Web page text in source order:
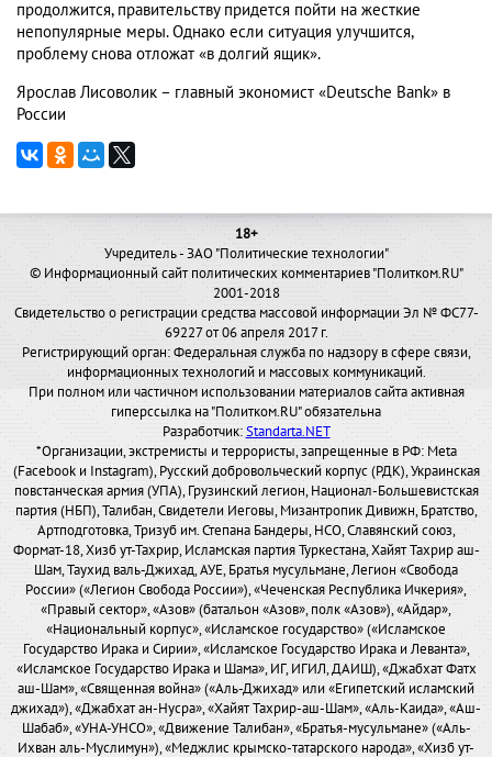
продолжится, правительству придется пойти на жесткие
непопулярные меры. Однако если ситуация улучшится,
проблему снова отложат «в долгий ящик».
Ярослав Лисоволик – главный экономист «Deutsche Bank» в
России
18+
Учредитель - ЗАО "Политические технологии"
© Информационный сайт политических комментариев "Политком.RU"
2001-2018
Свидетельство о регистрации средства массовой информации Эл № ФС77-
69227 от 06 апреля 2017 г.
Регистрирующий орган: Федеральная служба по надзору в сфере связи,
информационных технологий и массовых коммуникаций.
При полном или частичном использовании материалов сайта активная
гиперссылка на "Политком.RU" обязательна
Разработчик:Standarta.NET
*Организации, экстремисты и террористы, запрещенные в РФ: Meta
(Facebook и Instagram), Русский добровольческий корпус (РДК), Украинская
повстанческая армия (УПА), Грузинский легион, Национал-Большевистская
партия (НБП), Талибан, Свидетели Иеговы, Мизантропик Дивижн, Братство,
Артподготовка, Тризуб им. Степана Бандеры, НСО, Славянский союз,
Формат-18, Хизб ут-Тахрир, Исламская партия Туркестана, Хайят Тахрир аш-
Шам, Таухид валь-Джихад, АУЕ, Братья мусульмане, Легион «Свобода
России» («Легион Свобода России»), «Чеченская Республика Ичкерия»,
«Правый сектор», «Азов» (батальон «Азов», полк «Азов»), «Айдар»,
«Национальный корпус», «Исламское государство» («Исламское
Государство Ирака и Сирии», «Исламское Государство Ирака и Леванта»,
«Исламское Государство Ирака и Шама», ИГ, ИГИЛ, ДАИШ), «Джабхат Фатх
аш-Шам», «Священная война» («Аль-Джихад» или «Египетский исламский
джихад»), «Джабхат ан-Нусра», «Хайят Тахрир-аш-Шам», «Аль-Каида», «Аш-
Шабаб», «УНА-УНСО», «Движение Талибан», «Братья-мусульмане» («Аль-
Ихван аль-Муслимун»), «Меджлис крымско-татарского народа», «Хизб ут-